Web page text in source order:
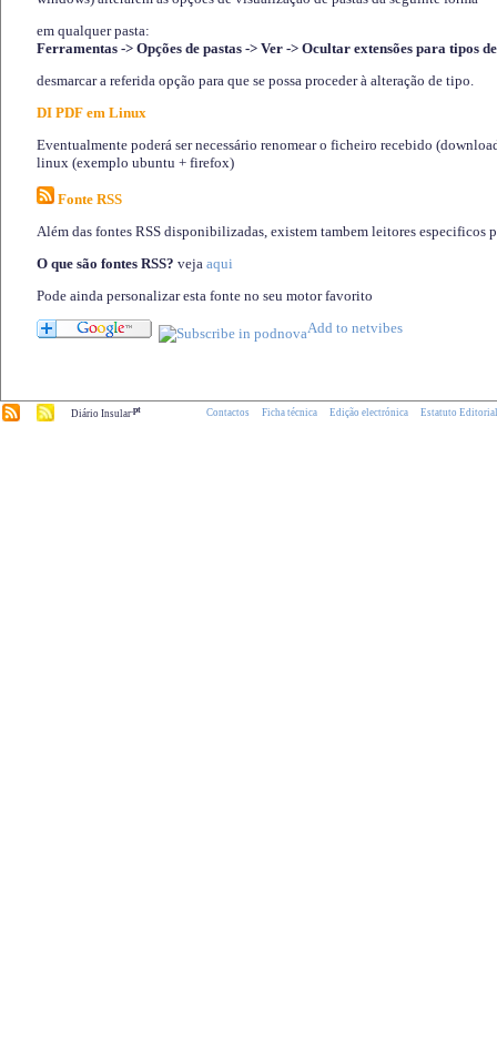
em qualquer pasta:
Ferramentas -> Opções de pastas -> Ver -> Ocultar extensões para tipos
desmarcar a referida opção para que se possa proceder à alteração de tipo.
DI PDF em Linux
Eventualmente poderá ser necessário renomear o ficheiro recebido
linux (exemplo ubuntu + firefox)
Fonte RSS
Além das fontes RSS disponibilizadas, existem tambem leitores especificos
O que são fontes RSS? veja aqui
Pode ainda personalizar esta fonte no seu motor favorito
Diário Insular.pt Contactos Ficha técnica Edição electrónica Estatuto Editorial